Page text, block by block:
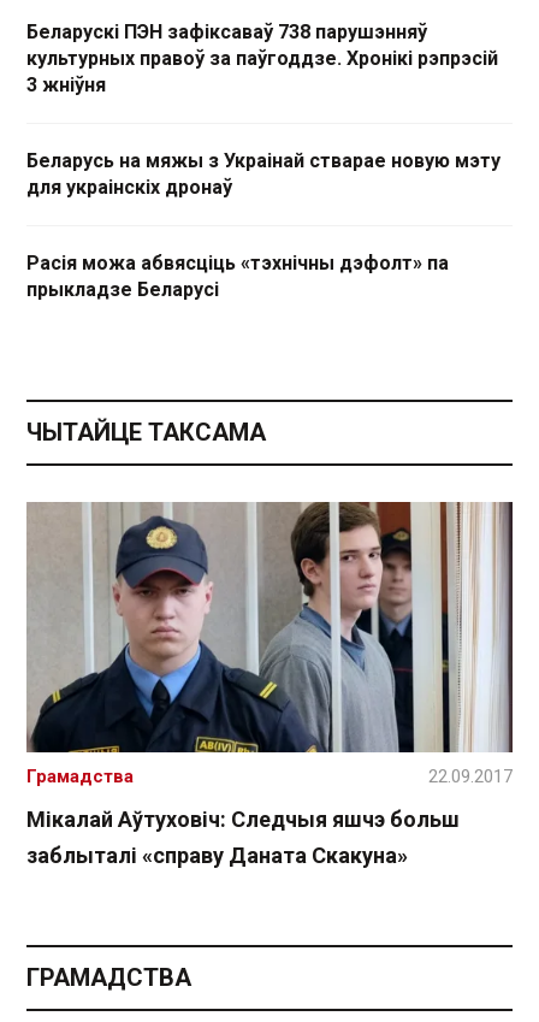
Беларускі ПЭН зафіксаваў 738 парушэнняў
культурных правоў за паўгоддзе. Хронікі рэпрэсій
3 жніўня
Беларусь на мяжы з Украінай стварае новую мэту
для украінскіх дронаў
Расія можа абвясціць «тэхнічны дэфолт» па
прыкладзе Беларусі
ЧЫТАЙЦЕ ТАКСАМА
Мікалай Аўтуховіч: Следчыя яшч э больш
заблыталі «справу Даната Скакуна»
Грамадства 22.09.2017
ГРАМАДСТВА